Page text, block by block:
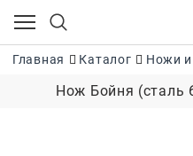
Главная Каталог Ножи и
Нож Бойня (сталь